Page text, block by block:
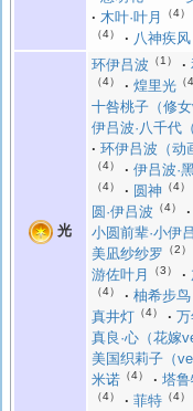
木叶·叶月 （4）
（4） 八神疾风
光
环伊吕波 （1）
（4） 煌里光 （
十咎桃子（修女
伊吕波·八千代
环伊吕波（动
（4） 伊吕波·
（4） 圆神 （4）
圆·伊吕波 （4）
小圆前辈·小伊
美凪纱纱罗 （2）
游佐叶月 （3）
（4） 柚希步鸟
真井灯 （4） 万
真良·心（花嫁
美国织莉子（
米诺 （4） 塔鲁
（4） 菲特 （4）